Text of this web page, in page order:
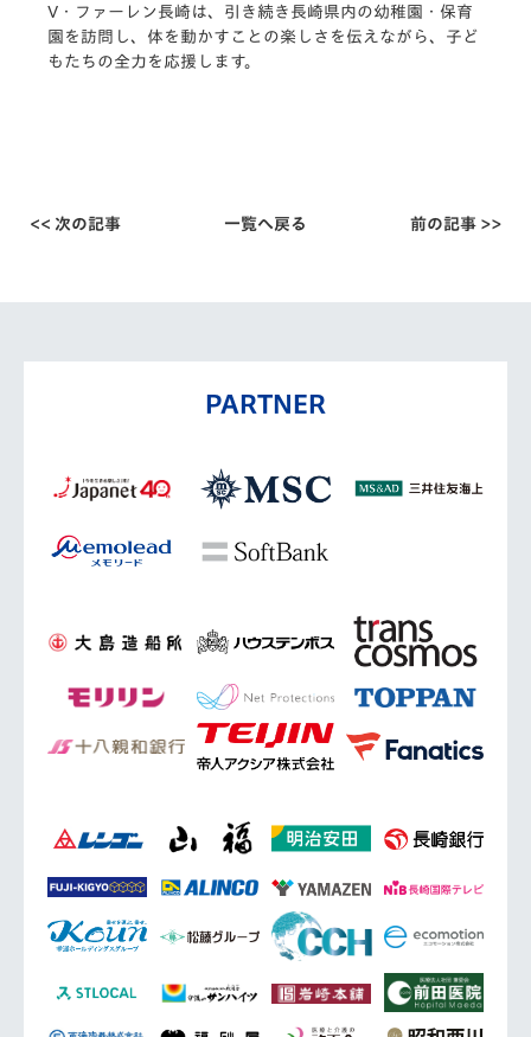
V・ファーレン長崎は、引き続き長崎県内の幼稚園・保育
園を訪問し、体を動かすことの楽しさを伝えながら、子ど
もたちの全力を応援します。
<< 次の記事 一覧へ戻る 前の記事 >>
PARTNER